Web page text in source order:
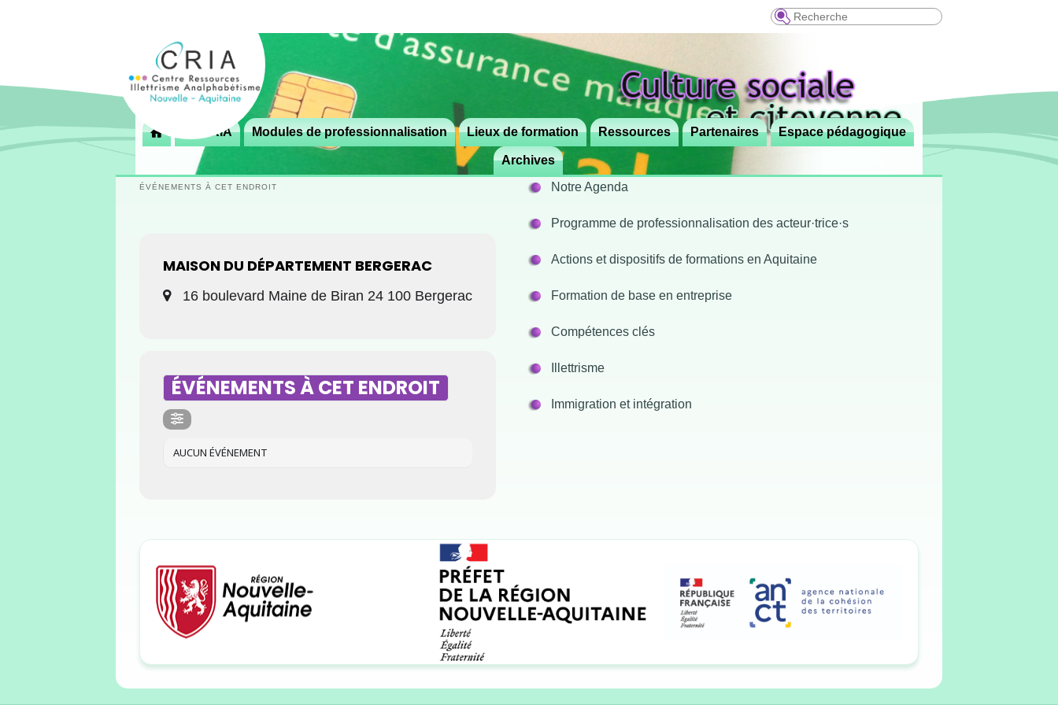
Recherche
principal
Aller
contenu
principal
Aller
contenu
secondaire
 Le CRIA Modules de professionnalisation Lieux de formation Ressources Partenaires Espace pédagogique
Archives
ÉVÉNEMENTS À CET ENDROIT
MAISON DU DÉPARTEMENT BERGERAC
16 boulevard Maine de Biran 24 100 Bergerac
ÉVÉNEMENTS À CET ENDROIT
AUCUN ÉVÉNEMENT
Notre Agenda
Programme de professionnalisation des acteur·trice·s
Actions et dispositifs de formations en Aquitaine
Formation de base en entreprise
Compétences clés
Illettrisme
Immigration et intégration